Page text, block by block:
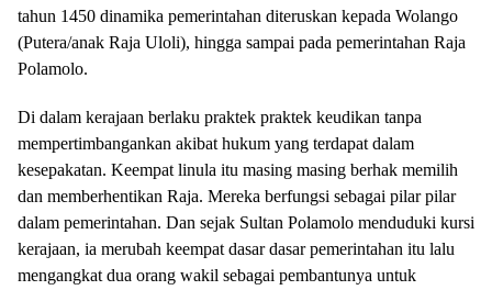
tahun 1450 dinamika pemerintahan diteruskan kepada Wolango
(Putera/anak Raja Uloli), hingga sampai pada pemerintahan Raja
Polamolo.
Di dalam kerajaan berlaku praktek praktek keudikan tanpa
mempertimbangankan akibat hukum yang terdapat dalam
kesepakatan. Keempat linula itu masing masing berhak memilih
dan memberhentikan Raja. Mereka berfungsi sebagai pilar pilar
dalam pemerintahan. Dan sejak Sultan Polamolo menduduki kursi
kerajaan, ia merubah keempat dasar dasar pemerintahan itu lalu
mengangkat dua orang wakil sebagai pembantunya untuk